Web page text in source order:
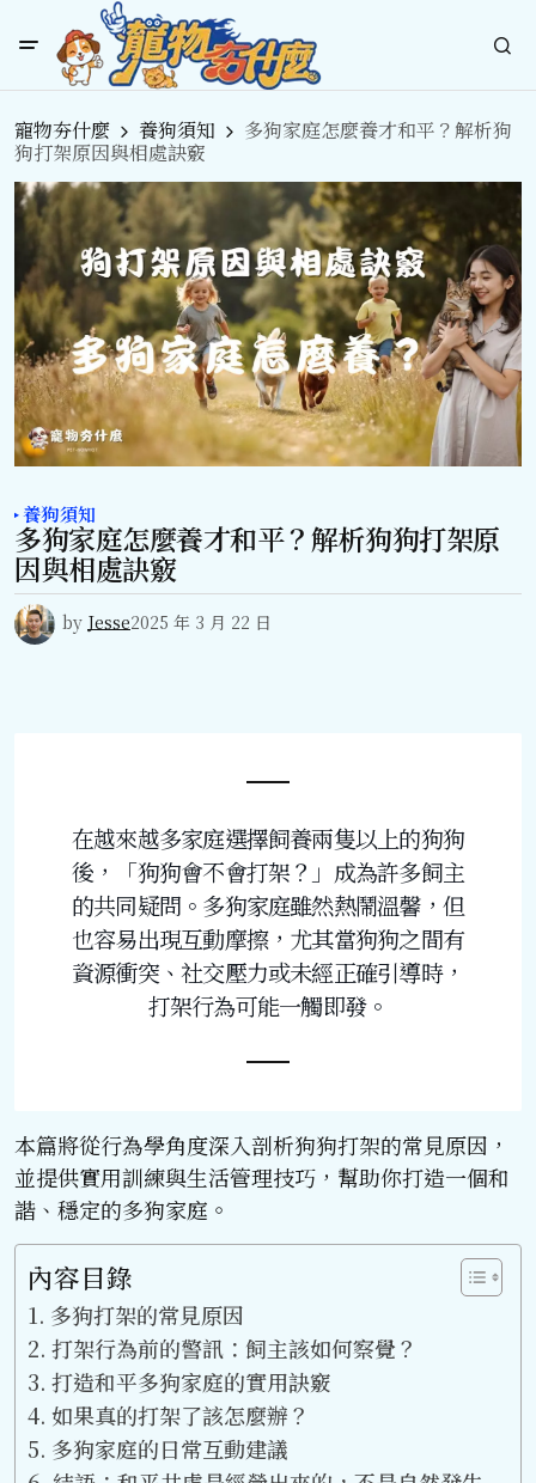
寵物夯什麼 養狗須知
多狗家庭怎麼養才和平？解析狗
狗打架原因與相處訣竅
養狗須知
多狗家庭怎麼養才和平？解析狗狗打架原
因與相處訣竅
by Jesse2025 年 3 月 22 日
在越來越多家庭選擇飼養兩隻以上的狗狗
後，「狗狗會不會打架？」成為許多飼主
的共同疑問。多狗家庭雖然熱鬧溫馨，但
也容易出現互動摩擦，尤其當狗狗之間有
資源衝突、社交壓力或未經正確引導時，
打架行為可能一觸即發。
本篇將從行為學角度深入剖析狗狗打架的常見原因，
並提供實用訓練與生活管理技巧，幫助你打造一個和
諧、穩定的多狗家庭。
內容目錄
多狗打架的常見原因
打架行為前的警訊：飼主該如何察覺？
打造和平多狗家庭的實用訣竅
如果真的打架了該怎麼辦？
多狗家庭的日常互動建議